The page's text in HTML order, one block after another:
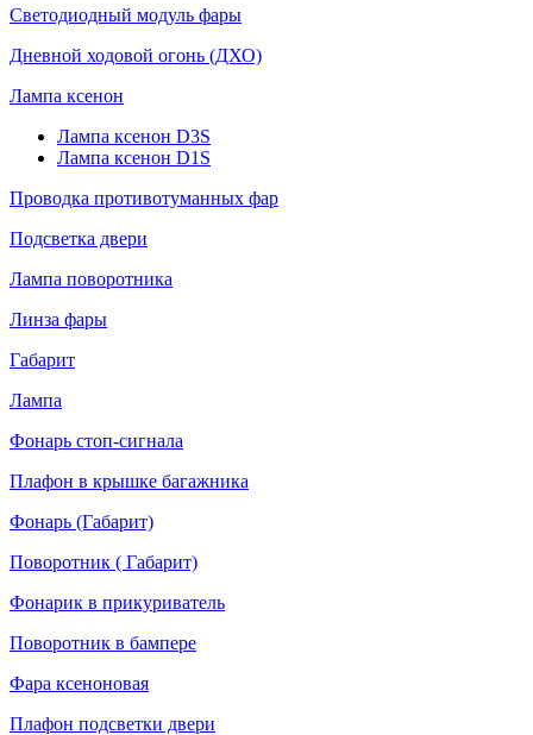
Светодиодный модуль фары
Дневной ходовой огонь (ДХО)
Лампа ксенон
Лампа ксенон D3S
Лампа ксенон D1S
Проводка противотуманных фар
Подсветка двери
Лампа поворотника
Линза фары
Габарит
Лампа
Фонарь стоп-сигнала
Плафон в крышке багажника
Фонарь (Габарит)
Поворотник ( Габарит)
Фонарик в прикуриватель
Поворотник в бампере
Фара ксеноновая
Плафон подсветки двери